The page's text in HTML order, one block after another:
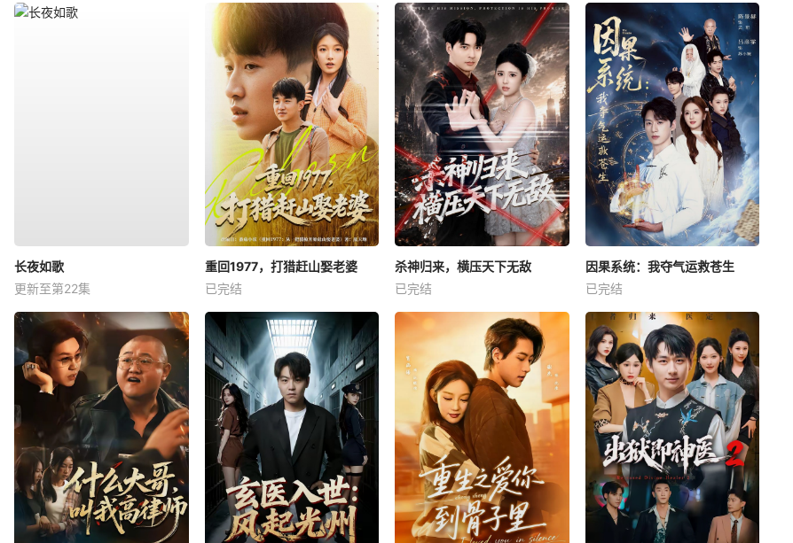
长夜如歌
更新至第22集
重回1977，打猎赶山娶老婆
已完结
杀神归来，横压天下无敌
已完结
因果系统：我夺气运救苍生
已完结